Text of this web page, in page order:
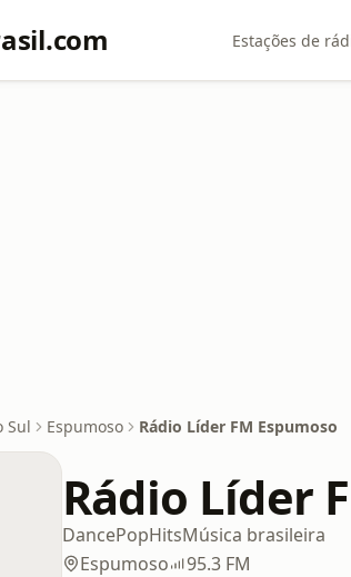
Estações de
Sul Espumoso Rádio Líder FM Espumoso
Rádio Líder
DancePopHitsMúsica brasileira
Espumoso
95.3 FM